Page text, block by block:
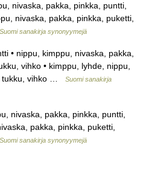
nivaska, pakka, pinkka, puntti,
nivaska, pakka, pinkka, puketti,
Suomi sanakirja synonyymejä
• nippu, kimppu, nivaska, pakka,
vihko • kimppu, lyhde, nippu,
tukku, vihko …
Suomi sanakirja
nivaska, pakka, pinkka, puntti,
pakka, pinkka, puketti,
Suomi sanakirja synonyymejä